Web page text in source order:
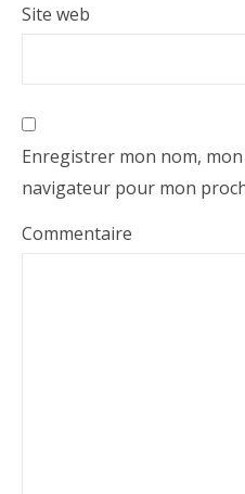
Site web
Enregistrer mon nom,
navigateur pour mon
Commentaire